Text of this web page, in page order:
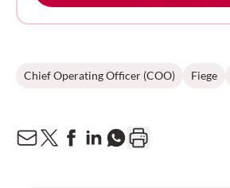
Chief Operating Officer (COO) Fiege